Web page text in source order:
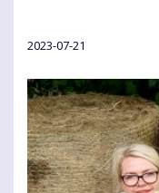
2023-07-21